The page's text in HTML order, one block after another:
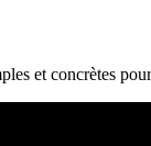
et concrètes